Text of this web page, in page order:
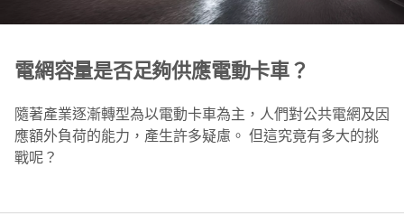
電網容量是否足夠供應電動卡車？
隨著產業逐漸轉型為以電動卡車為主，人們對公共電網及因
應額外負荷的能力，產生許多疑慮。 但這究竟有多大的挑
戰呢？